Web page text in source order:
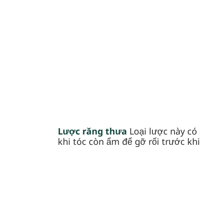
Lược răng thưa Loại lược này
khi tóc còn ẩm để gỡ rối trước